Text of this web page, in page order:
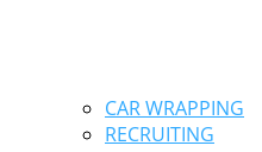
CAR WRAPPING
RECRUITING